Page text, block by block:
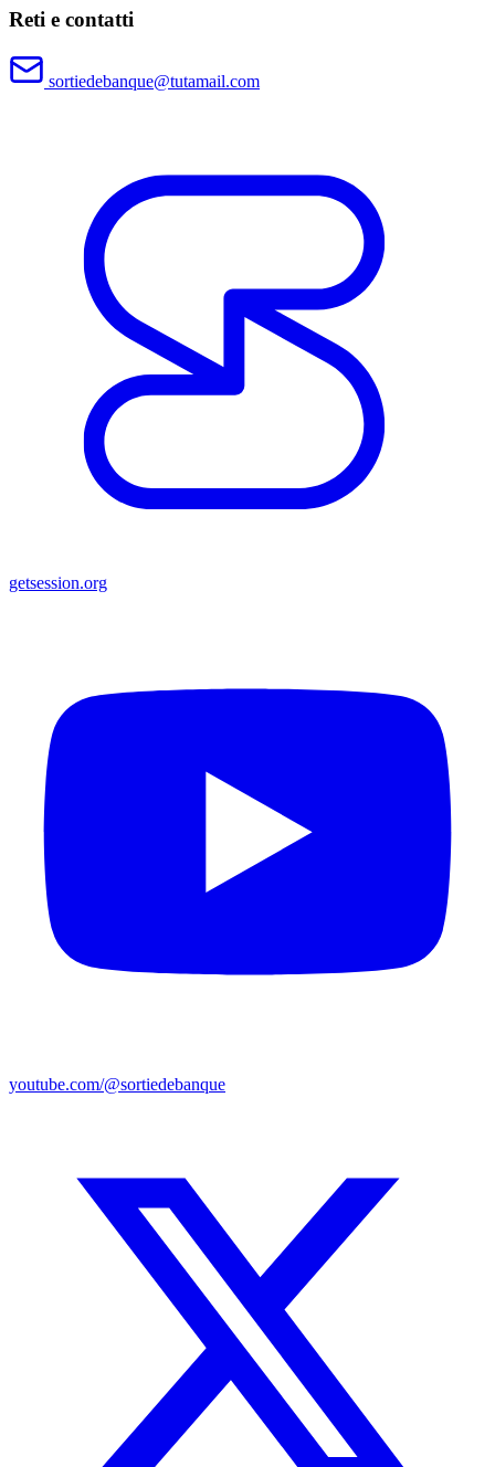
Reti e contatti
sortiedebanque@tutamail.com
getsession.org
youtube.com/@sortiedebanque